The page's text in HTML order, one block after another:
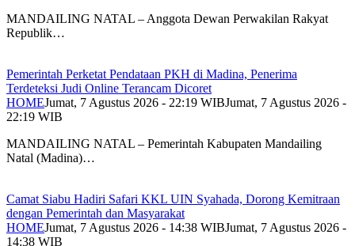
MANDAILING NATAL – Anggota Dewan Perwakilan Rakyat
Republik…
Pemerintah Perketat Pendataan PKH di Madina, Penerima
Terdeteksi Judi Online Terancam Dicoret
HOMEJumat, 7 Agustus 2026 - 22:19 WIBJumat, 7 Agustus 2026 -
22:19 WIB
MANDAILING NATAL – Pemerintah Kabupaten Mandailing
Natal (Madina)…
Camat Siabu Hadiri Safari KKL UIN Syahada, Dorong Kemitraan
dengan Pemerintah dan Masyarakat
HOMEJumat, 7 Agustus 2026 - 14:38 WIBJumat, 7 Agustus 2026 -
14:38 WIB